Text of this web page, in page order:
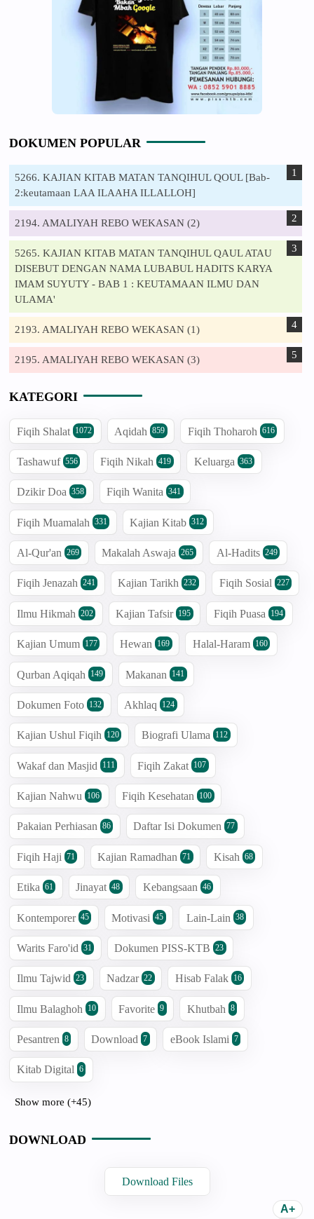
DOKUMEN POPULAR
5266. KAJIAN KITAB MATAN TANQIHUL QOUL [Bab-
2:keutamaan LAA ILAAHA ILLALLOH]
2194. AMALIYAH REBO WEKASAN (2)
5265. KAJIAN KITAB MATAN TANQIHUL QAUL ATAU
DISEBUT DENGAN NAMA LUBABUL HADITS KARYA
IMAM SUYUTY - BAB 1 : KEUTAMAAN ILMU DAN
ULAMA'
2193. AMALIYAH REBO WEKASAN (1)
2195. AMALIYAH REBO WEKASAN (3)
KATEGORI
Fiqih Shalat 1072 Aqidah 859 Fiqih Thoharoh 616
Tashawuf 556 Fiqih Nikah 419 Keluarga 363
Dzikir Doa 358 Fiqih Wanita 341
Fiqih Muamalah 331 Kajian Kitab 312
Al-Qur'an 269 Makalah Aswaja 265 Al-Hadits 249
Fiqih Jenazah 241 Kajian Tarikh 232 Fiqih Sosial 227
Ilmu Hikmah 202 Kajian Tafsir 195 Fiqih Puasa 194
Kajian Umum 177 Hewan 169 Halal-Haram 160
Qurban Aqiqah 149 Makanan 141
Dokumen Foto 132 Akhlaq 124
Kajian Ushul Fiqih 120 Biografi Ulama 112
Wakaf dan Masjid 111 Fiqih Zakat 107
Kajian Nahwu 106 Fiqih Kesehatan 100
Pakaian Perhiasan 86 Daftar Isi Dokumen 77
Fiqih Haji 71 Kajian Ramadhan 71 Kisah 68
Etika 61 Jinayat 48 Kebangsaan 46
Kontemporer 45 Motivasi 45 Lain-Lain 38
Warits Faro'id 31 Dokumen PISS-KTB 23
Ilmu Tajwid 23 Nadzar 22 Hisab Falak 16
Ilmu Balaghoh 10 Favorite 9 Khutbah 8
Pesantren 8 Download 7 eBook Islami 7
Kitab Digital 6
Show more (+45)
DOWNLOAD
Download Files